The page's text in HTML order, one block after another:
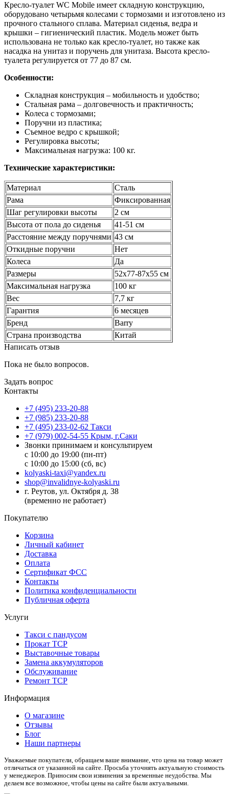
Кресло-туалет WC Mobile имеет складную конструкцию,
оборудовано четырьмя колесами с тормозами и изготовлено из
прочного стального сплава. Материал сиденья, ведра и
крышки – гигиенический пластик. Модель может быть
использована не только как кресло-туалет, но также как
насадка на унитаз и поручень для унитаза. Высота кресло-
туалета регулируется от 77 до 87 см.
Особенности:
Складная конструкция – мобильность и удобство;
Стальная рама – долговечность и практичность;
Колеса с тормозами;
Поручни из пластика;
Съемное ведро с крышкой;
Регулировка высоты;
Максимальная нагрузка: 100 кг.
Технические характеристики:
Материал
Сталь
Рама
Фиксированная
Шаг регулировки высоты
2 см
Высота от пола до сиденья
41-51 см
Расстояние между поручнями 43 см
Откидные поручни
Нет
Колеса
Да
Размеры
52х77-87х55 см
Максимальная нагрузка
100 кг
Вес
7,7 кг
Гарантия
6 месяцев
Бренд
Barry
Страна производства
Китай
Написать отзыв
Пока не было вопросов.
Задать вопрос
Контакты
+7 (495) 233-20-88
+7 (985) 233-20-88
+7 (495) 233-02-62 Такси
+7 (979) 002-54-55 Крым, г.Саки
Звонки принимаем и консультируем
с 10:00 до 19:00 (пн-пт)
с 10:00 до 15:00 (сб, вс)
kolyaski-taxi@yandex.ru
shop@invalidnye-kolyaski.ru
г. Реутов, ул. Октября д. 38
(временно не работает)
Покупателю
Корзина
Личный кабинет
Доставка
Оплата
Сертификат ФСС
Контакты
Политика конфиденциальности
Публичная оферта
Услуги
Такси с пандусом
Прокат ТСР
Выставочные товары
Замена аккумуляторов
Обслуживание
Ремонт ТСР
Информация
О магазине
Отзывы
Блог
Наши партнеры
Уважаемые покупатели, обращаем ваше внимание, что цена на товар может
отличаться от указанной на сайте. Просьба уточнять актуальную стоимость
у менеджеров. Приносим свои извинения за временные неудобства. Мы
делаем все возможное, чтобы цены на сайте были актуальными.